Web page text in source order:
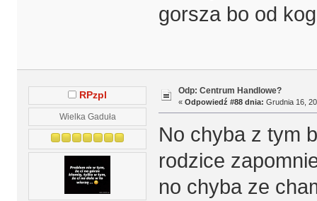
gorsza bo od
RPzpl
Wielka Gaduła
Odp: Centrum Handlowe?
« Odpowiedź #88 dnia: Grudnia 16,
No chyba z tym
rodzice
no chyba ze